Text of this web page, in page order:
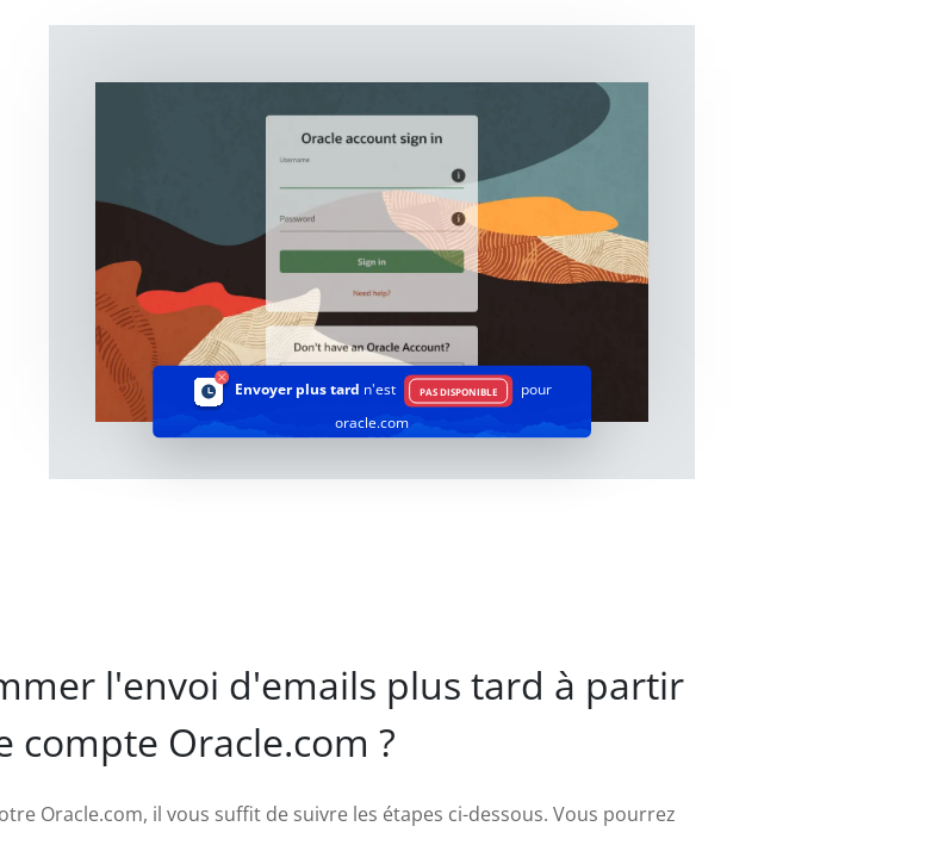
Envoyer plus tard n'est PAS DISPONIBLE
pour
oracle.com
l'envoi d'emails plus tard à partir
compte Oracle.com ?
Oracle.com, il vous suffit de suivre les étapes ci-dessous. Vous pourrez